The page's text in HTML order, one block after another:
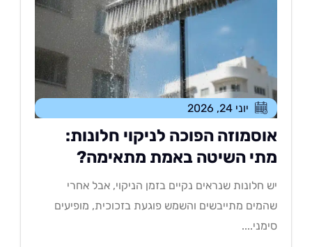
יוני 24, 2026
הפוכה לניקוי חלונות:
השיטה באמת מתאימה?
חלונות שנראים נקיים בזמן הניקוי, אבל אחרי
מתייבשים והשמש פוגעת בזכוכית, מופיעים